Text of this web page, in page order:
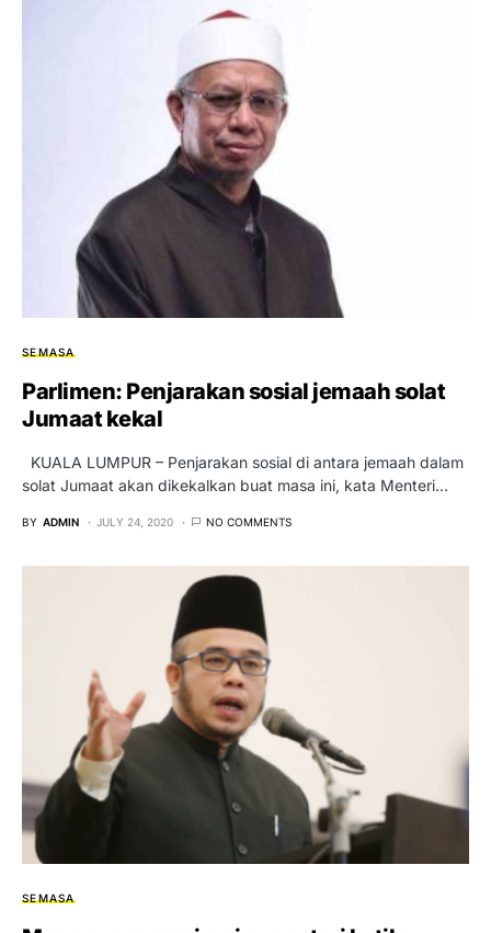
SEMASA
Parlimen: Penjarakan sosial jemaah solat
Jumaat kekal
KUALA LUMPUR – Penjarakan sosial di antara jemaah dalam
solat Jumaat akan dikekalkan buat masa ini, kata Menteri…
BY ADMIN JULY 24, 2020 NO COMMENTS
SEMASA